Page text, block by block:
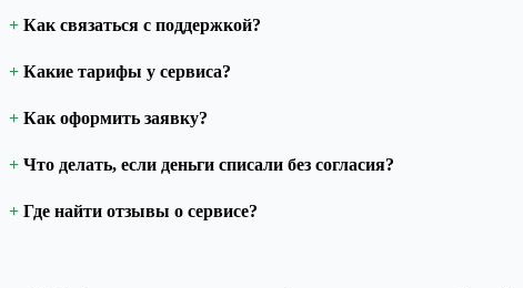
Как связаться с поддержкой?
Какие тарифы у сервиса?
Как оформить заявку?
Что делать, если деньги списали без согласия?
Где найти отзывы о сервисе?